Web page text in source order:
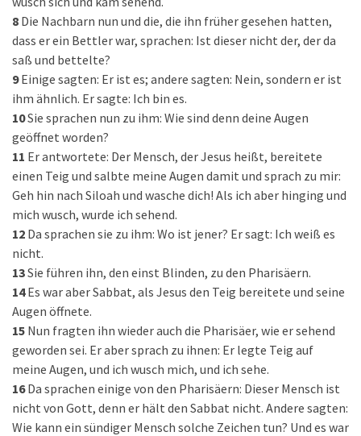
8 Die Nachbarn nun und die, die ihn früher gesehen hatten,
dass er ein Bettler war, sprachen: Ist dieser nicht der, der da
saß und bettelte?
9 Einige sagten: Er ist es; andere sagten: Nein, sondern er ist
ihm ähnlich. Er sagte: Ich bin es.
10Sie sprachen nun zu ihm: Wie sind denn deine Augen
geöffnet worden?
11 Er antwortete: Der Mensch, der Jesus heißt, bereitete
einen Teig und salbte meine Augen damit und sprach zu mir:
Geh hin nach Siloah und wasche dich! Als ich aber hinging und
mich wusch, wurde ich sehend.
12 Da sprachen sie zu ihm: Wo ist jener? Er sagt: Ich weiß es
nicht.
13Sie führen ihn, den einst Blinden, zu den Pharisäern.
14 Es war aber Sabbat, als Jesus den Teig bereitete und seine
Augen öffnete.
15 Nun fragten ihn wieder auch die Pharisäer, wie er sehend
geworden sei. Er aber sprach zu ihnen: Er legte Teig auf
meine Augen, und ich wusch mich, und ich sehe.
16 Da sprachen einige von den Pharisäern: Dieser Mensch ist
nicht von Gott, denn er hält den Sabbat nicht. Andere sagten:
Wie kann ein sündiger Mensch solche Zeichen tun? Und es war